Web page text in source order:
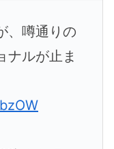
、噂通りの
ナルが止ま